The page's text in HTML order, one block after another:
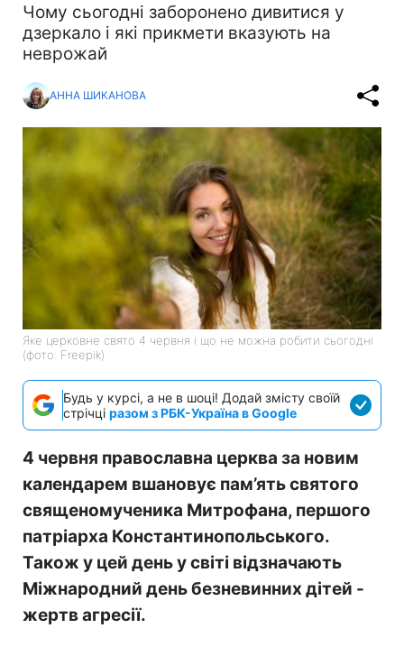
Чому сьогодні заборонено дивитися у
дзеркало і які прикмети вказують на
неврожай
АННА ШИКАНОВА
Яке церковне свято 4 червня і що не можна робити сьогодні
(фото: Freepik)
Будь у курсі, а не в шоці! Додай змісту своїй
стрічці разом з РБК-Україна в Google
4 червня православна церква за новим
календарем вшановує пам’ять святого
священомученика Митрофана, першого
патріарха Константинопольського.
Також у цей день у світі відзначають
Міжнародний день безневинних дітей -
жертв агресії.